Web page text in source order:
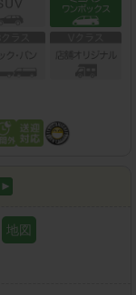
地図